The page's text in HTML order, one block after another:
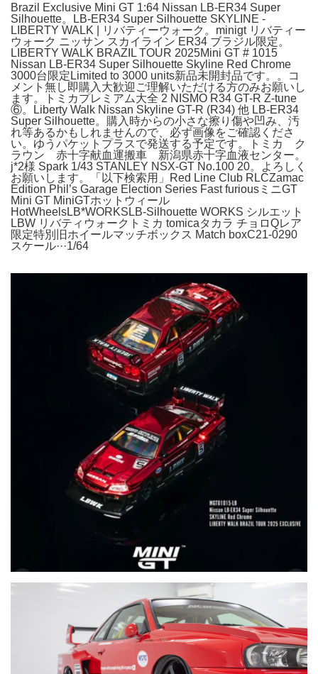
Brazil Exclusive Mini GT 1:64 Nissan LB-ER34 Super
Silhouette。LB-ER34 Super Silhouette SKYLINE -
LIBERTY WALK | リバティーウォーク。minigt リバティー
ウォーク ニッサン スカイライン ER34 ブラジル限定。
LIBERTY WALK BRAZIL TOUR 2025Mini GT # 1015
Nissan LB-ER34 Super Silhouette Skyline Red Chrome
3000台限定Limited to 3000 units新品未開封品です。。コ
メント無し即購入大歓迎ご理解いただける方のみお願いし
ます。トミカプレミアム大全 2 NISMO R34 GT-R Z-tune
⑥。Liberty Walk Nissan Skyline GT-R (R34) 他 LB-ER34
Super Silhouette。購入時からの小さな擦り傷や凹み、汚
れ等あるかもしれませんので、必ず画像をご確認くださ
い。ゆうパケットプラスで発送する予定です。トミカ ク
ラウン 赤十字献血運搬車 新潟県赤十字血液センター。
j*2様 Spark 1/43 STANLEY NSX-GT No.100 20。よろしく
お願いします。「以下検索用」Red Line Club RLCZamac
Edition Phil’s Garage Election Series Fast furiousミニGT
Mini GT MiniGTホットウィール
HotWheelsLB*WORKSLB-Silhouette WORKS シルエット
LBW リバティウォークトミカ tomicaタカラ チョロQレア
限定特別旧ホイールマッチボックス Match boxC21-0290
スケール···1/64